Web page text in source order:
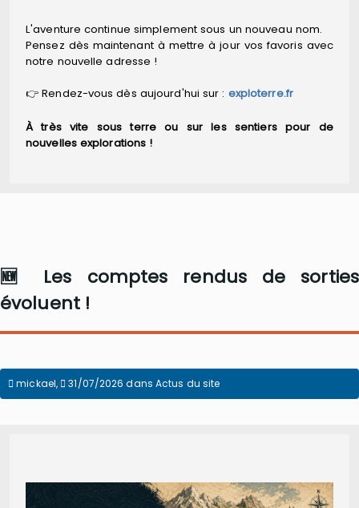
L'aventure continue simplement sous un nouveau nom.
Pensez dès maintenant à mettre à jour vos favoris avec
notre nouvelle adresse !
👉 Rendez-vous dès aujourd'hui sur : exploterre.fr
À très vite sous terre ou sur les sentiers pour de
nouvelles explorations !
🆕 Les comptes rendus de sorties
évoluent !
mickael, 31/07/2026 dans Actus du site